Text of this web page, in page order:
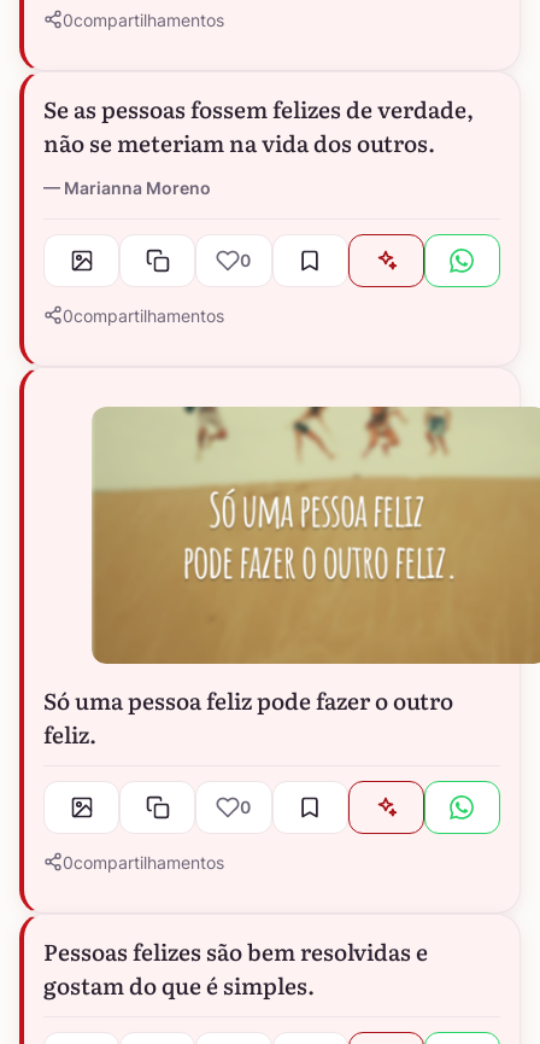
0compartilhamentos
Se as pessoas fossem felizes de verdade,
não se meteriam na vida dos outros.
Marianna Moreno
0
0compartilhamentos
Só uma pessoa feliz pode fazer o outro
feliz.
0
0compartilhamentos
Pessoas felizes são bem resolvidas e
gostam do que é simples.